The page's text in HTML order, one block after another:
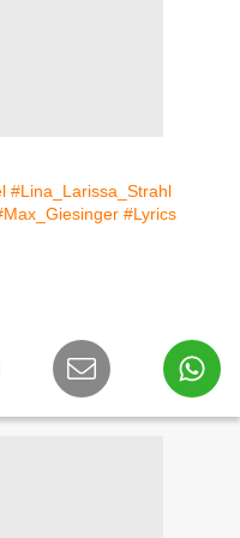
#Lina_Larissa_Strahl
#Lyrics